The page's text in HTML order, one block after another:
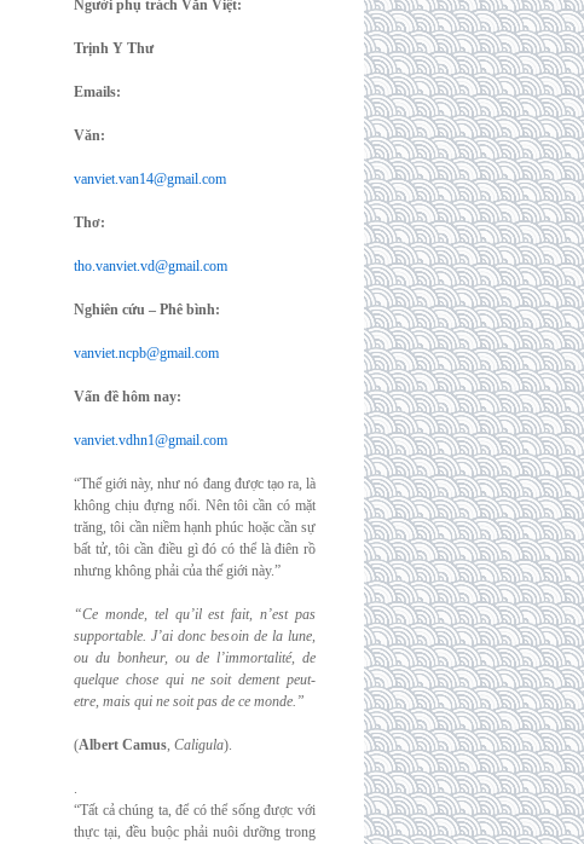
Người phụ trách Văn Việt:
Trịnh Y Thư
Emails:
Văn:
vanviet.van14@gmail.com
Thơ:
tho.vanviet.vd@gmail.com
Nghiên cứu – Phê bình:
vanviet.ncpb@gmail.com
Vấn đề hôm nay:
vanviet.vdhn1@gmail.com
“Thế giới này, như nó đang được tạo ra, là
không chịu đựng nổi. Nên tôi cần có mặt
trăng, tôi cần niềm hạnh phúc hoặc cần sự
bất tử, tôi cần điều gì đó có thể là điên rồ
nhưng không phải của thế giới này.”
“Ce monde, tel qu’il est fait, n’est pas
supportable. J’ai donc besoin de la lune,
ou du bonheur, ou de l’immortalité, de
quelque chose qui ne soit dement peut-
etre, mais qui ne soit pas de ce monde.”
(Albert Camus, Caligula).
.
“Tất cả chúng ta, để có thể sống được với
thực tại, đều buộc phải nuôi dưỡng trong